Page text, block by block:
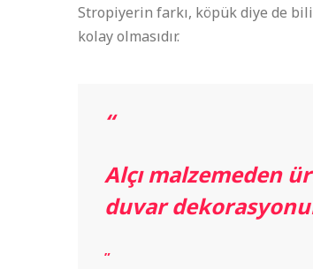
Stropiyerin farkı, köpük diye de
kolay olmasıdır.
“
Alçı malzemeden
duvar
”